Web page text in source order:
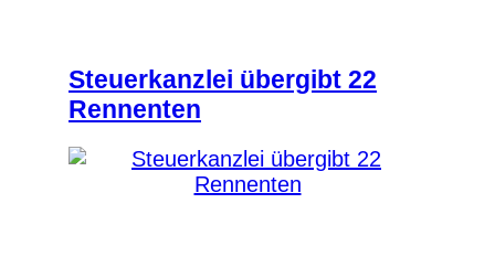
Steuerkanzlei übergibt 22
Rennenten